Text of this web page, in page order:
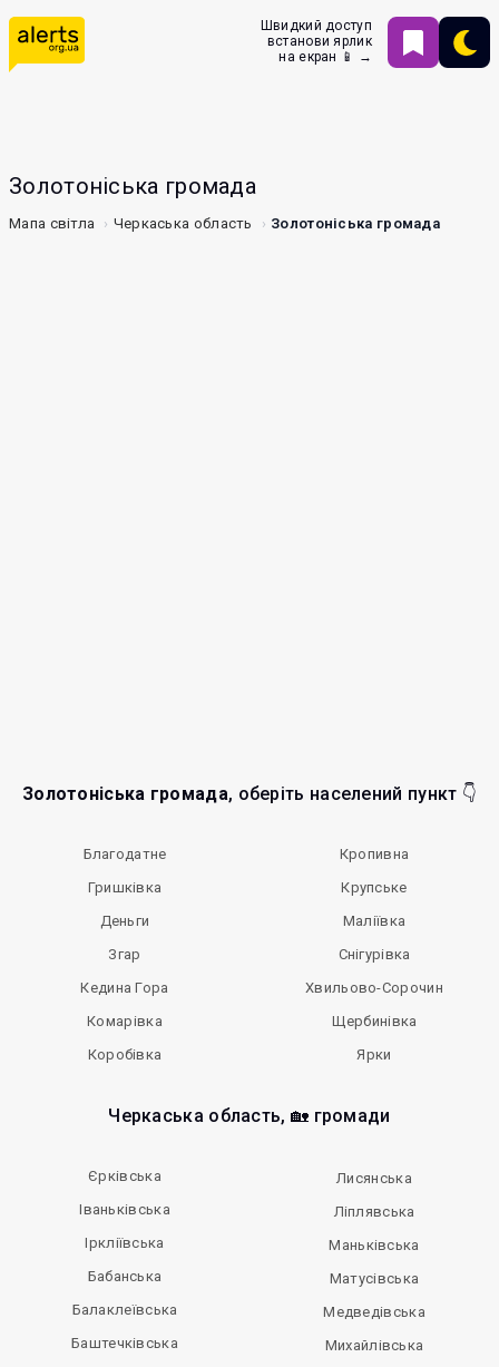
Швидкий доступ
встанови ярлик
на екран 📱 →
Золотоніська громада
Мапа світла Черкаська область Золотоніська громада
Золотоніська громада, оберіть населений пункт 👇
Благодатне
Гришківка
Деньги
Згар
Кедина Гора
Комарівка
Коробівка
Кропивна
Крупське
Маліївка
Снігурівка
Хвильово-Сорочин
Щербинівка
Ярки
Черкаська область, 🏡 громади
Єрківська
Іваньківська
Іркліївська
Бабанська
Балаклеївська
Баштечківська
Лисянська
Ліплявська
Маньківська
Матусівська
Медведівська
Михайлівська